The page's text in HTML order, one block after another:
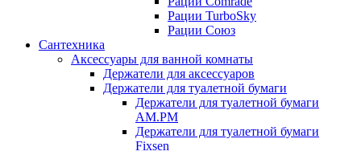
Рации TurboSky
Рации Союз
Сантехника
Аксессуары для ванной комнаты
Держатели для аксессуаров
Держатели для туалетной бумаги
Держатели для туалетной бумаги
AM.PM
Держатели для туалетной бумаги
Fixsen